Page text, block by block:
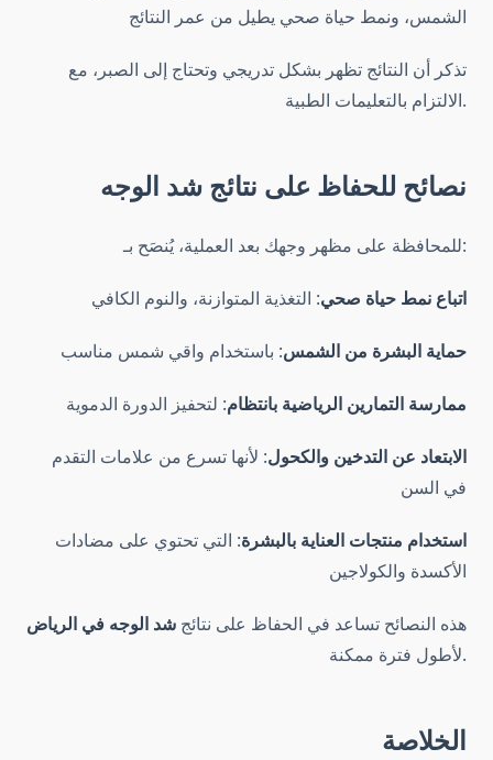
الشمس، ونمط حياة صحي يطيل من عمر النتائج
تذكر أن النتائج تظهر بشكل تدريجي وتحتاج إلى الصبر، مع
الالتزام بالتعليمات الطبية.
نصائح للحفاظ على نتائج شد الوجه
للمحافظة على مظهر وجهك بعد العملية، يُنصَح بـ:
اتباع نمط حياة صحي: التغذية المتوازنة، والنوم الكافي
حماية البشرة من الشمس: باستخدام واقي شمس مناسب
ممارسة التمارين الرياضية بانتظام: لتحفيز الدورة الدموية
الابتعاد عن التدخين والكحول: لأنها تسرع من علامات التقدم
في السن
استخدام منتجات العناية بالبشرة: التي تحتوي على مضادات
الأكسدة والكولاجين
هذه النصائح تساعد في الحفاظ على نتائج شد الوجه في الرياض
لأطول فترة ممكنة.
الخلاصة